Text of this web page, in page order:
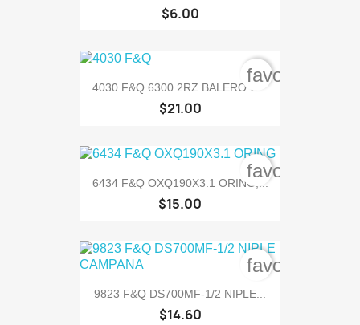
$6.00
4030 F&Q 6300 2RZ BALERO C...
$21.00
6434 F&Q OXQ190X3.1 ORING,...
$15.00
9823 F&Q DS700MF-1/2 NIPLE...
$14.60